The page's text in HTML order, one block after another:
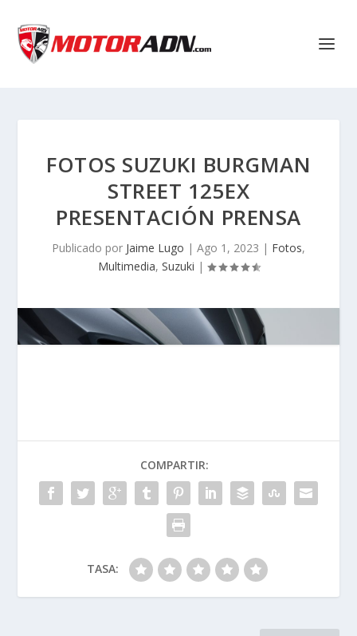
FOTOS SUZUKI BURGMAN
STREET 125EX
PRESENTACIÓN PRENSA
Publicado por Jaime Lugo | Ago 1, 2023 | Fotos,
Multimedia, Suzuki |
COMPARTIR:
TASA: